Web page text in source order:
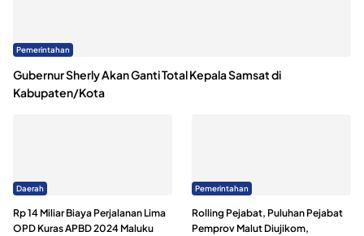
Pemerintahan
Gubernur Sherly Akan Ganti Total Kepala Samsat di
Kabupaten/Kota
Daerah
Rp 14 Miliar Biaya Perjalanan Lima
OPD Kuras APBD 2024 Maluku
Pemerintahan
Rolling Pejabat, Puluhan Pejabat
Pemprov Malut Diujikom,